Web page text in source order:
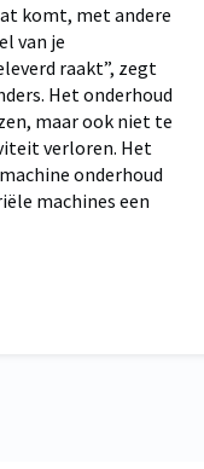
komt, met andere
van je
raakt”, zegt
Het onderhoud
maar ook niet te
verloren. Het
onderhoud
machines een